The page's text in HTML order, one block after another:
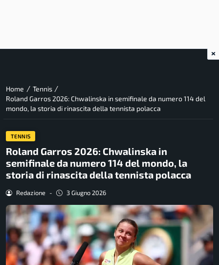
Home / Tennis /
Roland Garros 2026: Chwalinska in semifinale da numero 114 del
mondo, la storia di rinascita della tennista polacca
TENNIS
Roland Garros 2026: Chwalinska in
semifinale da numero 114 del mondo, la
storia di rinascita della tennista polacca
Redazione - 3 Giugno 2026
×